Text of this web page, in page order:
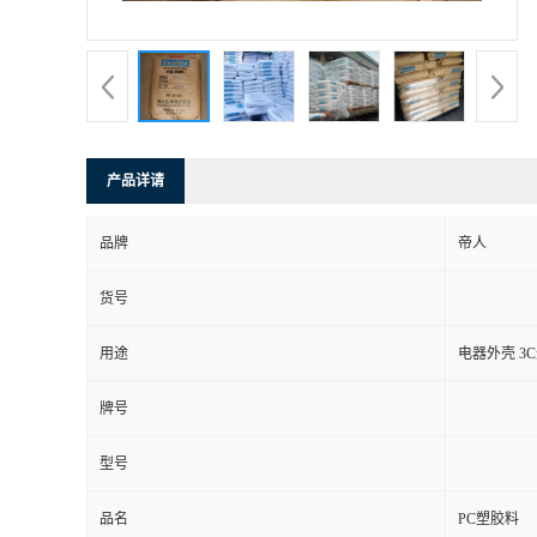
产品详请
品牌 帝人
货号
用途 电器外壳
牌号
型号
品名 PC塑胶料